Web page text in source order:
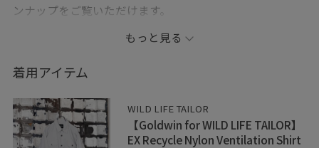
ンナップをご覧いただけます。
【illumi】
「身につける人に輝きと魅力を与えてくれる。輝く。煌
めく。」をコンセプトに、日本が世界に誇るメガネ生産
地「福井県鯖江市」を拠点に製造。
もっと見る
着用アイテム
WILD LIFE TAILOR
【Goldwin for WILD LIFE TAILOR】
EX Recycle Nylon Ventilation Shirt